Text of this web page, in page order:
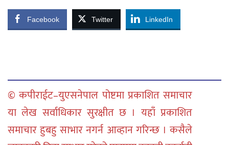
Facebook Twitter LinkedIn
© कपीराईट–युएसनेपाल पोष्टमा प्रकाशित समाचार
या लेख सर्वाधिकार सुरक्षीत छ । यहाँ प्रकाशित
समाचार हुबहु साभार नगर्न आव्हान गरिन्छ । कसैले